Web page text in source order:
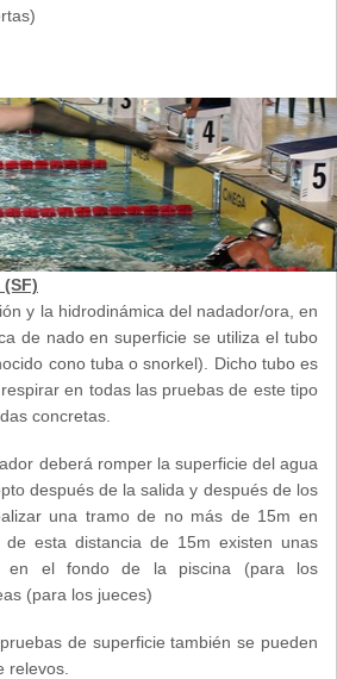
y la hidrodinámica del nadador/ora, en
de nado en superficie se utiliza el tubo
cono tuba o snorkel). Dicho tubo es
en todas las pruebas de este tipo
concretas.
deberá romper la superficie del agua
después de la salida y después de los
una tramo de no más de 15m en
esta distancia de 15m existen unas
en el fondo de la piscina (para los
(para los jueces)
de superficie también se pueden
relevos.